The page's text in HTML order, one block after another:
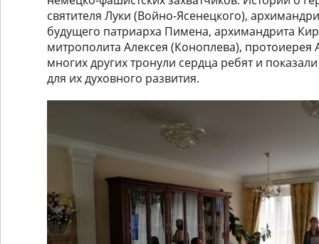
святителя Луки (Войно-Ясенецкого),
будущего патриарха Пимена, архимандрита
митрополита Алексея (Коноплева), протоиерея
многих других тронули сердца ребят и
для их духовного развития.